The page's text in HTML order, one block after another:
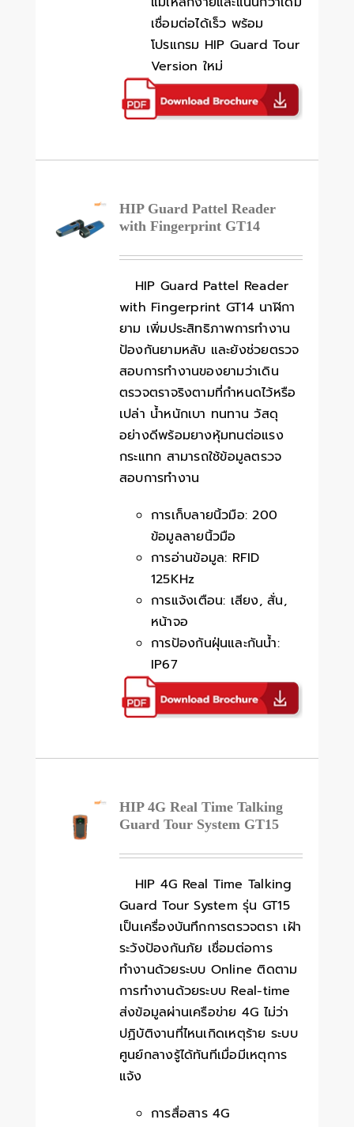
เชื่อมต่อได้เร็ว พร้อม
โปรแกรม HIP Guard Tour
Version ใหม่
HIP Guard Pattel Reader
with Fingerprint GT14
HIP Guard Pattel Reader
with Fingerprint GT14 นาฬิกา
ยาม เพิ่มประสิทธิภาพการทำงาน
ป้องกันยามหลับ และยังช่วยตรวจ
สอบการทำงานของยามว่าเดิน
ตรวจตราจริงตามที่กำหนดไว้หรือ
เปล่า น้ำหนักเบา ทนทาน วัสดุ
อย่างดีพร้อมยางหุ้มทนต่อแรง
กระแทก สามารถใช้ข้อมูลตรวจ
สอบการทำงาน
การเก็บลายนิ้วมือ: 200
ข้อมูลลายนิ้วมือ
การอ่านข้อมูล: RFID
125KHz
การแจ้งเตือน: เสียง, สั่น,
หน้าจอ
การป้องกันฝุ่นและกันน้ำ:
IP67
HIP 4G Real Time Talking
Guard Tour System GT15
HIP 4G Real Time Talking
Guard Tour System รุ่น GT15
เป็นเครื่องบันทึกการตรวจตรา เฝ้า
ระวังป้องกันภัย เชื่อมต่อการ
ทำงานด้วยระบบ Online ติดตาม
การทำงานด้วยระบบ Real-time
ส่งข้อมูลผ่านเครือข่าย 4G ไม่ว่า
ปฏิบัติงานที่ไหนเกิดเหตุร้าย ระบบ
ศูนย์กลางรู้ได้ทันทีเมื่อมีเหตุการ
แจ้ง
การสื่อสาร 4G